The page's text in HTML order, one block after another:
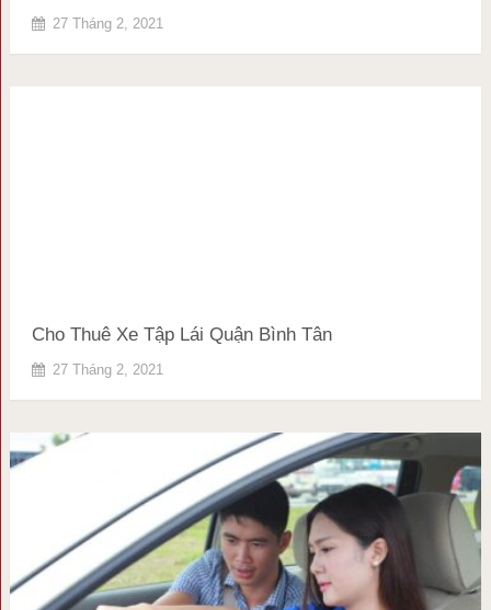
27 Tháng 2, 2021
Cho Thuê Xe Tập Lái Quận Bình Tân
27 Tháng 2, 2021